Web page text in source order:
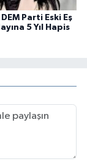
Parti Eski Eş
5 Yıl Hapis